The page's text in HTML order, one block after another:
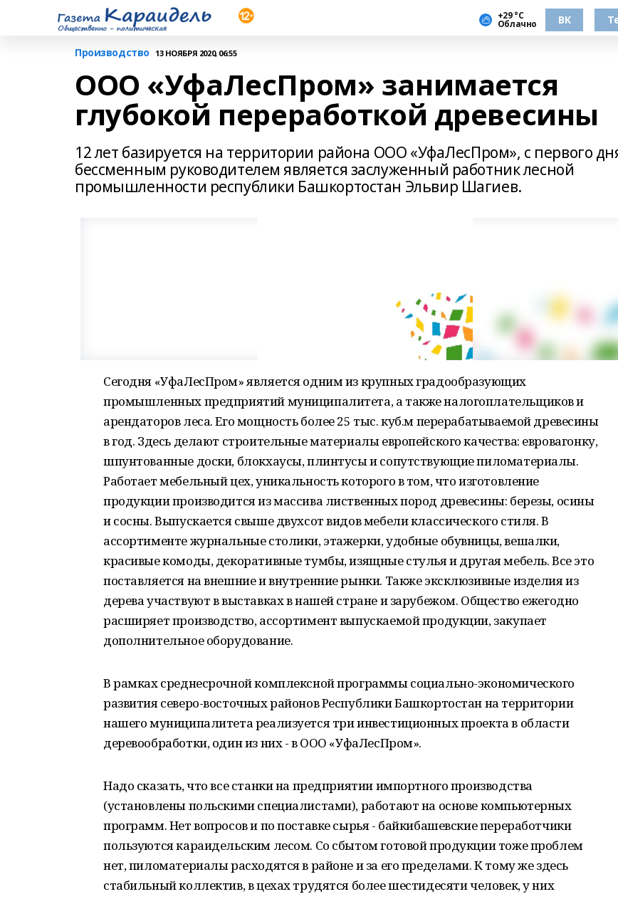
+29 °С
Облачно ВК
Производство 13 НОЯБРЯ 2020, 06:55
ООО «УфаЛесПром» занимается
глубокой переработкой древесины
12 лет базируется на территории района ООО «УфаЛесПром», с первого
бессменным руководителем является заслуженный работник лесной
промышленности республики Башкортостан Эльвир Шагиев.
Сегодня «УфаЛесПром» является одним из крупных градообразующих
промышленных предприятий муниципалитета, а также налогоплательщиков и
арендаторов леса. Его мощность более 25 тыс. куб.м перерабатываемой древесины
в год. Здесь делают строительные материалы европейского качества: евровагонку,
шпунтованные доски, блокхаусы, плинтусы и сопутствующие пиломатериалы.
Работает мебельный цех, уникальность которого в том, что изготовление
продукции производится из массива лиственных пород древесины: березы, осины
и сосны. Выпускается свыше двухсот видов мебели классического стиля. В
ассортименте журнальные столики, этажерки, удобные обувницы, вешалки,
красивые комоды, декоративные тумбы, изящные стулья и другая мебель. Все это
поставляется на внешние и внутренние рынки. Также эксклюзивные изделия из
дерева участвуют в выставках в нашей стране и зарубежом. Общество ежегодно
расширяет производство, ассортимент выпускаемой продукции, закупает
дополнительное оборудование.
В рамках среднесрочной комплексной программы социально-экономического
развития северо-восточных районов Республики Башкортостан на территории
нашего муниципалитета реализуется три инвестиционных проекта в области
деревообработки, один из них - в ООО «УфаЛесПром».
Надо сказать, что все станки на предприятии импортного производства
(установлены польскими специалистами), работают на основе компьютерных
программ. Нет вопросов и по поставке сырья - байкибашевские переработчики
пользуются караидельским лесом. Со сбытом готовой продукции тоже проблем
нет, пиломатериалы расходятся в районе и за его пределами. К тому же здесь
стабильный коллектив, в цехах трудятся более шестидесяти человек, у них